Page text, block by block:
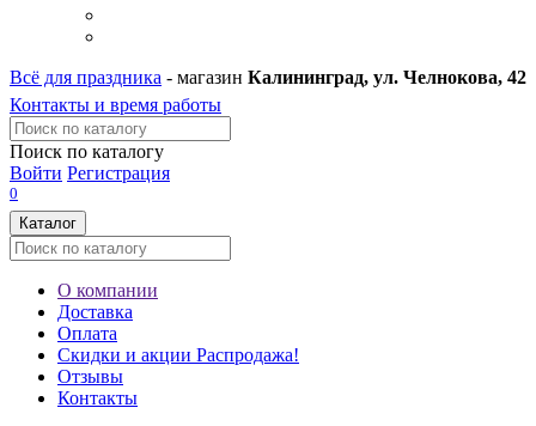
Всё для праздника - магазин Калининград, ул. Челнокова, 42
Контакты и время работы
Поиск по каталогу
Войти Регистрация
0
Каталог
О компании
Доставка
Оплата
Скидки и акции Распродажа!
Отзывы
Контакты